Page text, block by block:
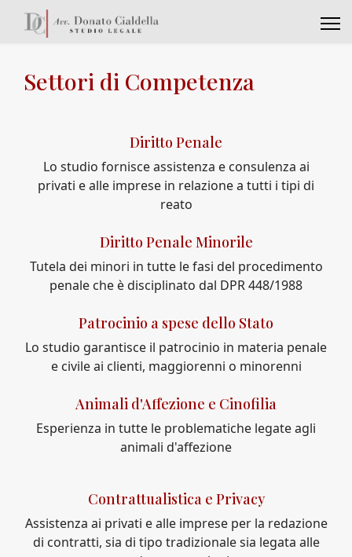
Settori di Competenza
Diritto Penale
Lo studio fornisce assistenza e consulenza ai
privati e alle imprese in relazione a tutti i tipi di
reato
Diritto Penale Minorile
Tutela dei minori in tutte le fasi del procedimento
penale che è disciplinato dal DPR 448/1988
Patrocinio a spese dello Stato
Lo studio garantisce il patrocinio in materia penale
e civile ai clienti, maggiorenni o minorenni
Animali d'Affezione e Cinofilia
Esperienza in tutte le problematiche legate agli
animali d'affezione
Contrattualistica e Privacy
Assistenza ai privati e alle imprese per la redazione
di contratti, sia di tipo tradizionale sia legata alle